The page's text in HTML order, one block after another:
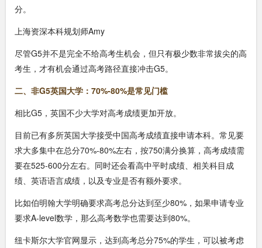
分。
上海资深本科规划师Amy
尽管G5并不是完全不给高考生机会，但只有极少数非常拔尖的高
考生，才有机会通过高考路径直接冲击G5。
二、非G5英国大学：70%-80%是常见门槛
相比G5，英国不少大学对高考成绩更加开放。
目前已有多所英国大学接受中国高考成绩直接申请本科。常见要
求大多集中在总分70%-80%左右，按750满分换算，高考成绩需
要在525-600分左右。同时还会看高中平时成绩、相关科目成
绩、英语语言成绩，以及专业是否有额外要求。
比如伯明翰大学明确要求高考总分达到至少80%，如果申请专业
要求A-level数学，那么高考数学也需要达到80%。
纽卡斯尔大学官网显示，达到高考总分75%的学生，可以被考虑